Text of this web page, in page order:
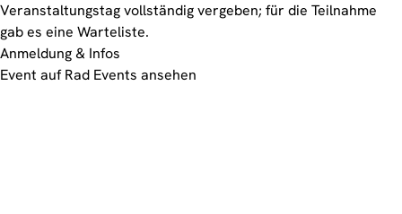
Veranstaltungstag vollständig vergeben; für die Teilnahme
gab es eine Warteliste.
Anmeldung & Infos
Event auf Rad Events ansehen